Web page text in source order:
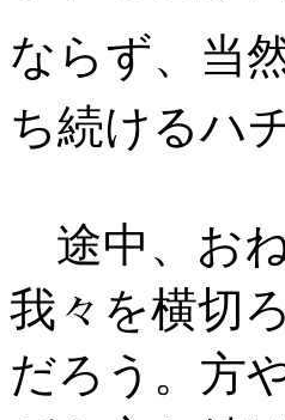
ならず、当
ち続けるハチ
途中、お
我々を横切
だろう。方